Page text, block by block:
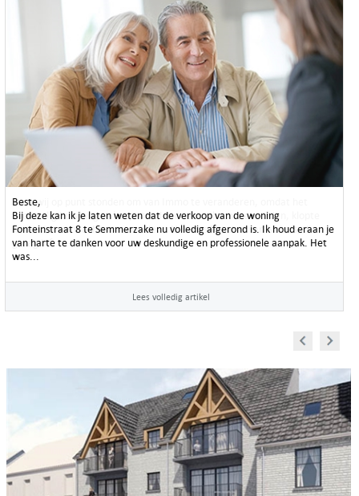
Beste,
Bij deze kan ik je laten weten dat de verkoop van de woning
Fonteinstraat 8 te Semmerzake nu volledig afgerond is. Ik houd eraan je
van harte te danken voor uw deskundige en professionele aanpak. Het
was...
Lees volledig artikel
Prev Next